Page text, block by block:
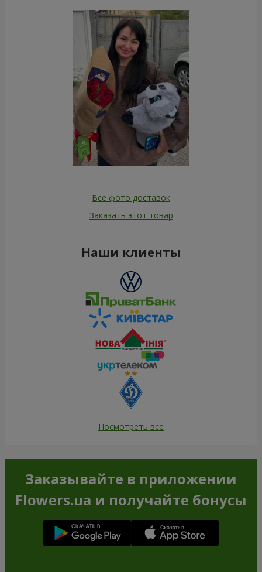
Все фото доставок
Заказать этот товар
Наши клиенты
Посмотреть все
Заказывайте в приложении
Flowers.ua и получайте бонусы